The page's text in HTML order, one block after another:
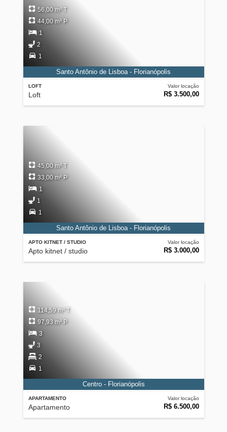
LOFT
Loft
Valor locação
R$ 3.500,00
56,00 m² T
44,00 m² P
1
2
1
Santo Antônio de Lisboa - Florianópolis
APTO KITNET / STUDIO
Apto kitnet / studio
Valor locação
R$ 3.000,00
45,00 m² T
33,00 m² P
1
1
1
Santo Antônio de Lisboa - Florianópolis
APARTAMENTO
Apartamento
Valor locação
R$ 6.500,00
114,59 m² T
97,93 m² P
3
3
2
1
Centro - Florianópolis